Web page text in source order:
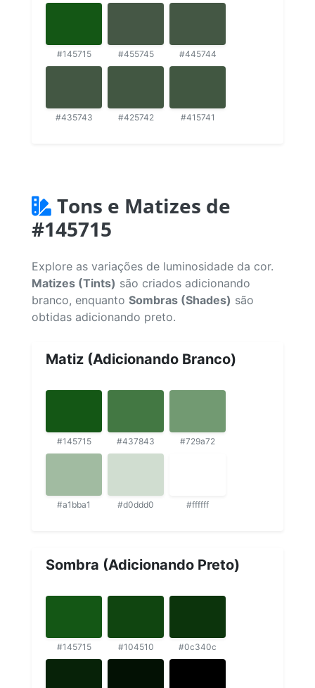
#145715 #455745 #445744
#435743 #425742 #415741
Tons e Matizes de
#145715
Explore as variações de luminosidade da cor.
Matizes (Tints) são criados adicionando
branco, enquanto Sombras (Shades) são
obtidas adicionando preto.
Matiz (Adicionando Branco)
#145715 #437843 #729a72
#a1bba1 #d0ddd0 #ffffff
Sombra (Adicionando Preto)
#145715 #104510 #0c340c